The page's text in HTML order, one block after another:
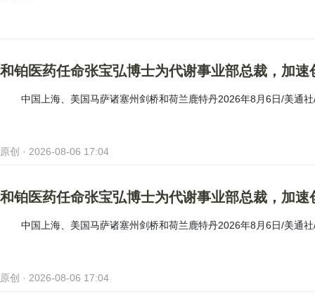
和铂医药任命张宝弘博士为代谢事业部总裁，加速
中国上海、美国马萨诸塞州剑桥和荷兰鹿特丹2026年8月6日/美通
原创 · 2026-08-06 17:04
和铂医药任命张宝弘博士为代谢事业部总裁，加速
中国上海、美国马萨诸塞州剑桥和荷兰鹿特丹2026年8月6日/美通
原创 · 2026-08-06 17:04